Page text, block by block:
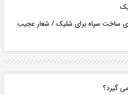
ساخت سپاه برای شلیک / شعار عجیب
گیرد؟